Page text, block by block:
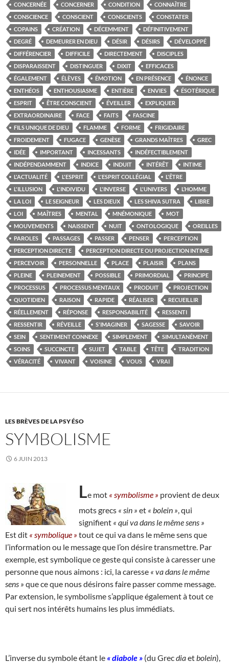
CONCERNÉE
CONCERNER CONDITION
CONNAÎTRE
CONSCIENCE
CONSCIENT CONSCIENTS
CONSTATER
COPAINS
CRÉATION DÉCEMMENT
DÉFINITIVEMENT
DEGRÉ
DEMEURER EN DIEU DÉSIR DÉSIRS
DÉVELOPPÉ
DIFFÉRENCIER
DIFFICILE DIRECTEMENT
DISCIPLES
DISPARAISSENT
DISTINGUER DIXIT
EFFICACES
ÉGALEMENT
ÉLÈVES ÉMOTION EN PRÉSENCE
ÉNONCE
ENTHÉOS
ENTHOUSIASME ENTIÈRE ENVIES
ÉSOTÉRIQUE
ESPRIT
ÊTRE CONSCIENT ÉVEILLER
EXPLIQUER
EXTRAORDINAIRE
FACE FAITS
FASCINE
FILS UNIQUE DE DIEU
FLAMME FORME
FRIGIDAIRE
FROIDEMENT
FUGACE GENÈSE GRANDS MAÎTRES
GREC
IDÉE
IMPORTANT INCESSANTS
INDÉFECTIBLEMENT
INDÉPENDAMMENT
INDICE INDUIT INTÉRÊT
INTIME
L'ACTUALITÉ
L'ESPRIT L'ESPRIT COLLÉGIAL
L'ÊTRE
L'ILLUSION
L'INDIVIDU L'INVERSE L'UNIVERS
L’HOMME
LA LOI
LE SEIGNEUR LES DIEUX LES SHIVA SUTRA
LIBRE
LOI
MAÎTRES MENTAL MNÉMONIQUE
MOT
MOUVEMENTS
NAISSENT NUIT ONTOLOGIQUE
OREILLES
PAROLES
PASSAGES PASSER PENSER
PERCEPTION
PERCEPTION DIRECTE
PERCEPTION DIRECTE OU PROJECTION INTIME
PERCEVOIR
PERSONNELLE PLACE PLAISIR
PLANS
PLEINE
PLEINEMENT POSSIBLE PRIMORDIAL
PRINCIPE
PROCESSUS
PROCESSUS MENTAUX PRODUIT
PROJECTION
QUOTIDIEN
RAISON RAPIDE RÉALISER
RECUEILLIR
RÉELLEMENT
RÉPONSE RESPONSABILITÉ
RESSENTI
RESSENTIR
RÉVEILLE S'IMAGINER SAGESSE
SAVOIR
SEIN
SENTIMENT CONNEXE SIMPLEMENT
SIMULTANÉMENT
SOINS
SUCCINCTE SUJET TABLE TÊTE
TRADITION
VÉRACITÉ
VIVANT VOISINE VOUS VRAI
LES BRÈVES DE LA PSY ÉSO
SYMBOLISME
6 JUIN 2013
Le mot « symbolisme » provient de deux
mots grecs « sin » et « bolein » , qui
signifient « qui va dans le même sens »
Est dit « symbolique » tout ce qui va dans le même sens que
l’information ou le message que l’on désire transmettre. Par
exemple, est symbolique ce geste qui consiste à caresser une
personne que nous aimons : ici, la caresse « va dans le même
sens » que ce que nous désirons faire passer comme message.
Par extension, le symbolisme s’applique également à tout ce
qui sert nos intérêts humains les plus immédiats.
L’inverse du symbole étant le « diabole » (du Grecdiaet bolein),